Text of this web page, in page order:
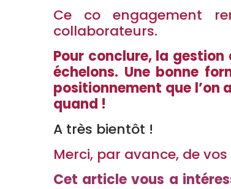
Ce co engagement
collaborateurs.
Pour conclure, la
échelons. Une bonne
positionnement que l’on
quand !
A très bientôt !
Merci, par avance, de
Cet article vous a